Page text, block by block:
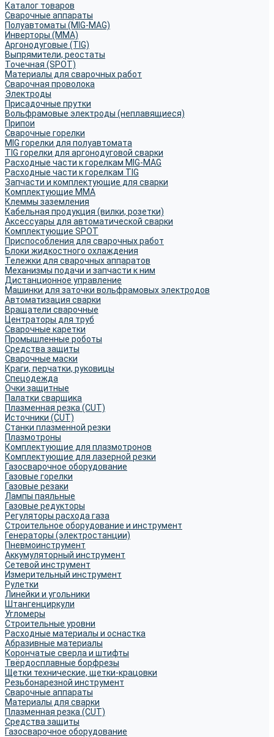
Каталог товаров
Сварочные аппараты
Полуавтоматы (MIG-MAG)
Инверторы (MMA)
Аргонодуговые (TIG)
Выпрямители, реостаты
Точечная (SPOT)
Материалы для сварочных работ
Сварочная проволока
Электроды
Присадочные прутки
Вольфрамовые электроды (неплавящиеся)
Припои
Сварочные горелки
MIG горелки для полуавтомата
TIG горелки для аргонодуговой сварки
Расходные части к горелкам MIG-MAG
Расходные части к горелкам TIG
Запчасти и комплектующие для сварки
Комплектующие ММА
Клеммы заземления
Кабельная продукция (вилки, розетки)
Аксессуары для автоматической сварки
Комплектующие SPOT
Приспособления для сварочных работ
Блоки жидкостного охлаждения
Тележки для сварочных аппаратов
Механизмы подачи и запчасти к ним
Дистанционное управление
Машинки для заточки вольфрамовых электродов
Автоматизация сварки
Вращатели сварочные
Центраторы для труб
Сварочные каретки
Промышленные роботы
Средства защиты
Сварочные маски
Краги, перчатки, руковицы
Спецодежда
Очки защитные
Палатки сварщика
Плазменная резка (CUT)
Источники (CUT)
Станки плазменной резки
Плазмотроны
Комплектующие для плазмотронов
Комплектующие для лазерной резки
Газосварочное оборудование
Газовые горелки
Газовые резаки
Лампы паяльные
Газовые редукторы
Регуляторы расхода газа
Строительное оборудование и инструмент
Генераторы (электростанции)
Пневмоинструмент
Аккумуляторный инструмент
Сетевой инструмент
Измерительный инструмент
Рулетки
Линейки и угольники
Штангенциркули
Угломеры
Строительные уровни
Расходные материалы и оснастка
Абразивные материалы
Корончатые сверла и штифты
Твёрдосплавные борфрезы
Щетки технические, щетки-крацовки
Резьбонарезной инструмент
Сварочные аппараты
Материалы для сварки
Плазменная резка (CUT)
Средства защиты
Газосварочное оборудование